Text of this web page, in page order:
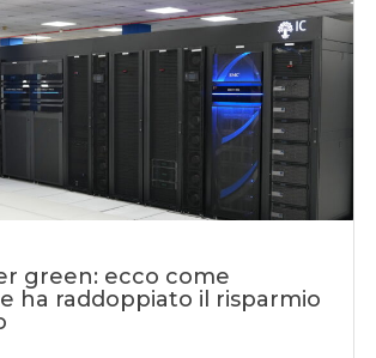
green: ecco come
ha raddoppiato il risparmio